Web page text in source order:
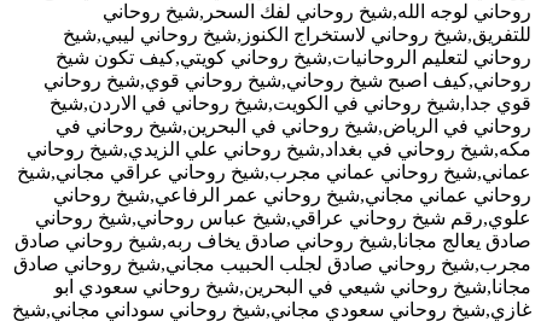
روحاني لوجه الله,شيخ روحاني لفك السحر,شيخ روحاني
للتفريق,شيخ روحاني لاستخراج الكنوز,شيخ روحاني ليبي,شيخ
روحاني لتعليم الروحانيات,شيخ روحاني كويتي,كيف تكون شيخ
روحاني,كيف اصبح شيخ روحاني,شيخ روحاني قوي,شيخ روحاني
قوي جدا,شيخ روحاني في الكويت,شيخ روحاني في الاردن,شيخ
روحاني في الرياض,شيخ روحاني في البحرين,شيخ روحاني في
مكه,شيخ روحاني في بغداد,شيخ روحاني علي الزيدي,شيخ روحاني
عماني,شيخ روحاني عماني مجرب,شيخ روحاني عراقي مجاني,شيخ
روحاني عماني مجاني,شيخ روحاني عمر الرفاعي,شيخ روحاني
علوي,رقم شيخ روحاني عراقي,شيخ عباس روحاني,شيخ روحاني
صادق يعالج مجانا,شيخ روحاني صادق يخاف ربه,شيخ روحاني صادق
مجرب,شيخ روحاني صادق لجلب الحبيب مجاني,شيخ روحاني صادق
مجانا,شيخ روحاني شيعي في البحرين,شيخ روحاني سعودي ابو
غازي,شيخ روحاني سعودي مجاني,شيخ روحاني سوداني مجاني,شيخ